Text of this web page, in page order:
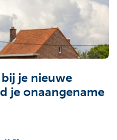
je nieuwe
je onaangename